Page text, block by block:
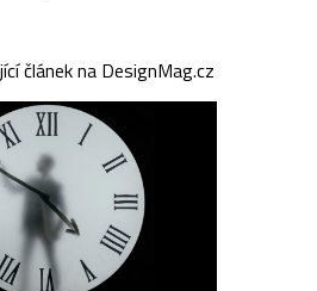
článek na DesignMag.cz